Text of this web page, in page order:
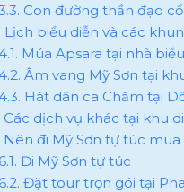
Con đường thần đạo
Lịch biểu diễn và các
4.1. Múa Apsara tại nhà
4.2. Âm vang Mỹ Sơn tại
4.3. Hát dân ca Chăm tại
Các dịch vụ khác tại khu
Nên đi Mỹ Sơn tự túc
6.1. Đi Mỹ Sơn tự túc
6.2. Đặt tour trọn gói tại